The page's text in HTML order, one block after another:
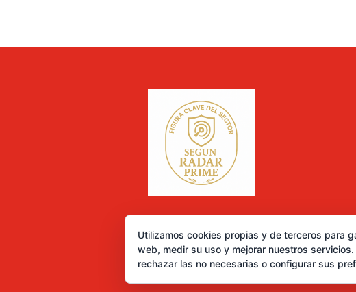
Utilizamos cookies propias y de terceros para
web, medir su uso y mejorar nuestros
rechazar las no necesarias o configurar sus